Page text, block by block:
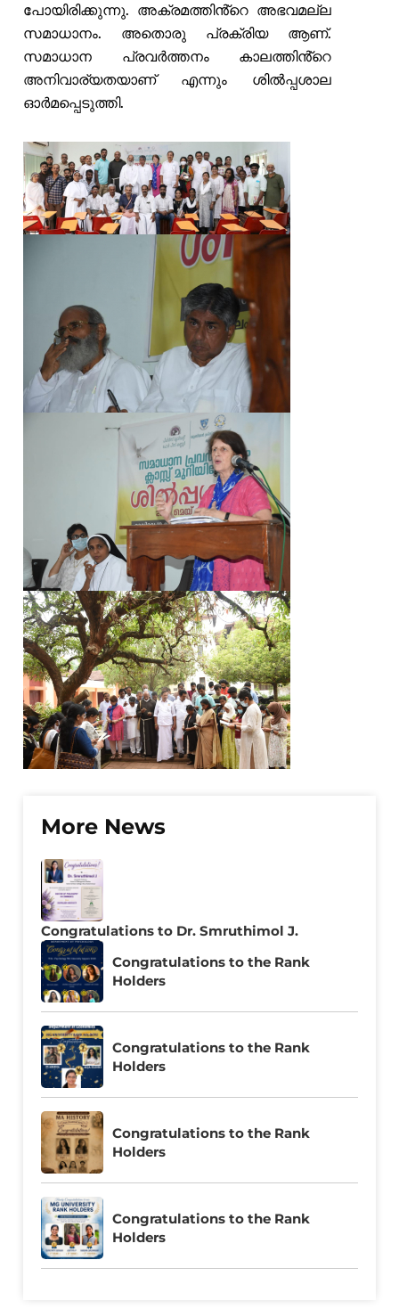
പോയിരിക്കുന്നു. അക്രമത്തിൻ്റെ അഭവമല്ല
സമാധാനം. അതൊരു പ്രക്രിയ ആണ്.
സമാധാന പ്രവർത്തനം കാലത്തിൻ്റെ
അനിവാര്യതയാണ് എന്നും ശിൽപ്പശാല
ഓർമപ്പെടുത്തി.
More News
Congratulations to Dr. Smruthimol J.
Congratulations to the Rank
Holders
Congratulations to the Rank
Holders
Congratulations to the Rank
Holders
Congratulations to the Rank
Holders